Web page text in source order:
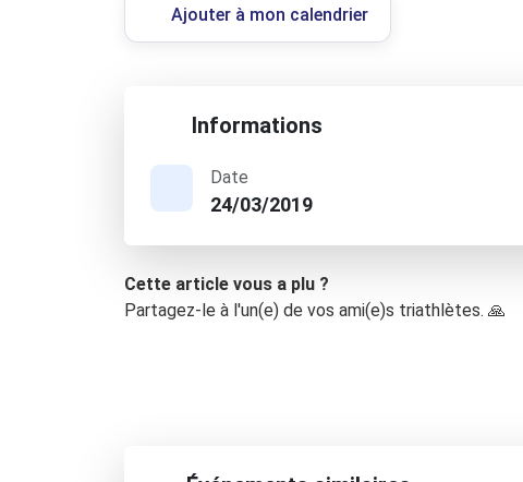
Ajouter à mon calendrier
Informations
Date
24/03/2019
Cette article vous a plu ?
Partagez-le à l'un(e) de vos ami(e)s triathlètes. 🙏